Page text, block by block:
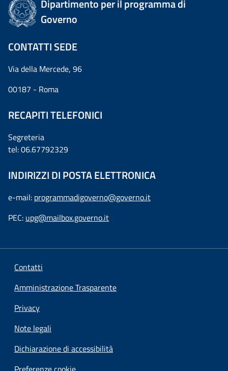
Dipartimento per il programma di
Governo
CONTATTI SEDE
Via della Mercede, 96
00187 - Roma
RECAPITI TELEFONICI
Segreteria
tel: 06.67792329
INDIRIZZI DI POSTA ELETTRONICA
e-mail: programmadigoverno@governo.it
PEC: upg@mailbox.governo.it
Contatti
Amministrazione Trasparente
Privacy
Note legali
Dichiarazione di accessibilità